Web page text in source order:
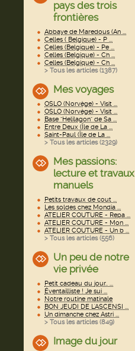
pays des trois
frontières
Abbaye de Maredous (An ...
Celles ( Belgique) - P ...
Celles (Belgique) - Pe ...
Celles (Belgique) - Ch ...
Celles (Belgique) - Ch ...
> Tous les articles (1387)
Mes voyages
OSLO (Norvège) - Visit ...
OSLO (Norvège) - Visit ...
Base "Helilagon" de Sa ...
Entre Deux (Île de La ...
Saint-Paul (Île de La ...
> Tous les articles (2329)
Mes passions:
lecture et travaux
manuels
Petits travaux de cout ...
Les soldes chez Mondia ...
ATELIER COUTURE - Repa ...
ATELIER COUTURE - Mon ...
ATELIER COUTURE - Un b ...
> Tous les articles (556)
Un peu de notre
vie privée
Petit cadeau du jour.. ...
Éventailliste ! Je sui ...
Notre routine matinale
BON JEUDI DE L'ASCENSI ...
Un dimanche chez Astri ...
> Tous les articles (849)
Image du jour